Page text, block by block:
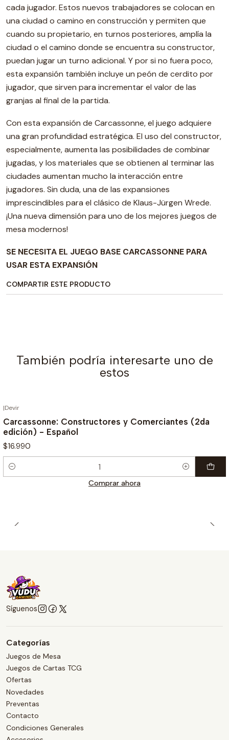
cada jugador. Estos nuevos trabajadores se colocan en
una ciudad o camino en construcción y permiten que
cuando su propietario, en turnos posteriores, amplía la
ciudad o el camino donde se encuentra su constructor,
puedan jugar un turno adicional. Y por si no fuera poco,
esta expansión también incluye un peón de cerdito por
jugador, que sirven para incrementar el valor de las
granjas al final de la partida.
Con esta expansión de Carcassonne, el juego adquiere
una gran profundidad estratégica. El uso del constructor,
especialmente, aumenta las posibilidades de combinar
jugadas, y los materiales que se obtienen al terminar las
ciudades aumentan mucho la interacción entre
jugadores. Sin duda, una de las expansiones
imprescindibles para el clásico de Klaus-Jürgen Wrede.
¡Una nueva dimensión para uno de los mejores juegos de
mesa modernos!
SE NECESITA EL JUEGO BASE CARCASSONNE PARA
USAR ESTA EXPANSIÓN
COMPARTIR ESTE PRODUCTO
También podría interesarte uno de
estos
|Devir
Carcassonne: Constructores y Comerciantes (2da
edición) - Español
$16.990
Cantidad
Comprar ahora
Síguenos
Categorías
Juegos de Mesa
Juegos de Cartas TCG
Ofertas
Novedades
Preventas
Contacto
Condiciones Generales